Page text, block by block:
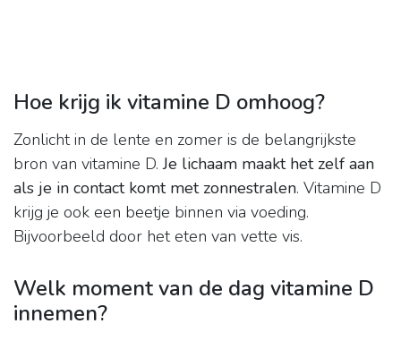
Hoe krijg ik vitamine D omhoog?
Zonlicht in de lente en zomer is de belangrijkste
bron van vitamine D.Je lichaam maakt het zelf aan
als je in contact komt met zonnestralen. Vitamine D
krijg je ook een beetje binnen via voeding.
Bijvoorbeeld door het eten van vette vis.
Welk moment van de dag vitamine D
innemen?